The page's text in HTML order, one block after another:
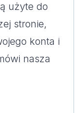
użyte do
stronie,
konta i
nasza